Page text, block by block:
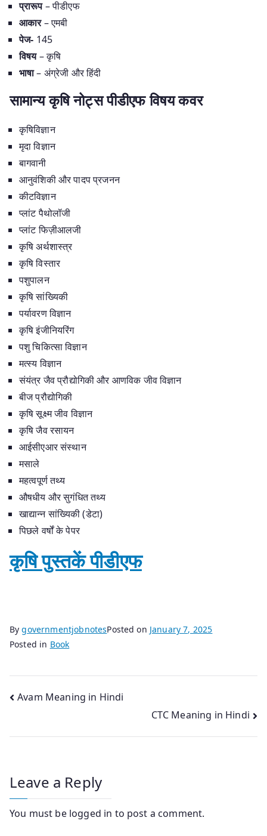
प्रारूप– पीडीएफ
आकार– एमबी
पेज- 145
विषय– कृषि
भाषा– अंग्रेजी और हिंदी
सामान्य कृषि नोट्स पीडीएफ विषय कवर
कृषिविज्ञान
मृदा विज्ञान
बागवानी
आनुवंशिकी और पादप प्रजनन
कीटविज्ञान
प्लांट पैथोलॉजी
प्लांट फिज़ीआलजी
कृषि अर्थशास्त्र
कृषि विस्तार
पशुपालन
कृषि सांख्यिकी
पर्यावरण विज्ञान
कृषि इंजीनियरिंग
पशु चिकित्सा विज्ञान
मत्स्य विज्ञान
संयंत्र जैव प्रौद्योगिकी और आणविक जीव विज्ञान
बीज प्रौद्योगिकी
कृषि सूक्ष्म जीव विज्ञान
कृषि जैव रसायन
आईसीएआर संस्थान
मसाले
महत्वपूर्ण तथ्य
औषधीय और सुगंधित तथ्य
खाद्यान्न सांख्यिकी (डेटा)
पिछले वर्षों के पेपर
कृषि पुस्तकें पीडीएफ
BygovernmentjobnotesPosted on January 7, 2025
Posted in Book
Post
Avam Meaning in Hindi
CTC Meaning in Hindi
Leave a Reply
You must be logged in to post a comment.